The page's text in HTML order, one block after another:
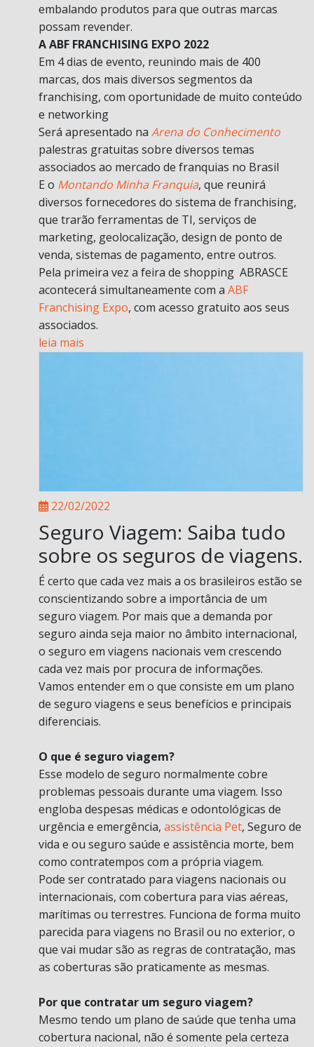
embalando produtos para que outras marcas
possam revender.
A ABF FRANCHISING EXPO 2022
Em 4 dias de evento, reunindo mais de 400
marcas, dos mais diversos segmentos da
franchising, com oportunidade de muito conteúdo
e networking
Será apresentado na Arena do Conhecimento
palestras gratuitas sobre diversos temas
associados ao mercado de franquias no Brasil
E o Montando Minha Franquia, que reunirá
diversos fornecedores do sistema de franchising,
que trarão ferramentas de TI, serviços de
marketing, geolocalização, design de ponto de
venda, sistemas de pagamento, entre outros.
Pela primeira vez a feira de shopping ABRASCE
acontecerá simultaneamente com a ABF
Franchising Expo, com acesso gratuito aos seus
associados.
leia mais
22/02/2022
Seguro Viagem: Saiba tudo
sobre os seguros de viagens.
É certo que cada vez mais a os brasileiros estão se
conscientizando sobre a importância de um
seguro viagem. Por mais que a demanda por
seguro ainda seja maior no âmbito internacional,
o seguro em viagens nacionais vem crescendo
cada vez mais por procura de informações.
Vamos entender em o que consiste em um plano
de seguro viagens e seus benefícios e principais
diferenciais.
O que é seguro viagem?
Esse modelo de seguro normalmente cobre
problemas pessoais durante uma viagem. Isso
engloba despesas médicas e odontológicas de
urgência e emergência, assistência Pet, Seguro de
vida e ou seguro saúde e assistência morte, bem
como contratempos com a própria viagem.
Pode ser contratado para viagens nacionais ou
internacionais, com cobertura para vias aéreas,
marítimas ou terrestres. Funciona de forma muito
parecida para viagens no Brasil ou no exterior, o
que vai mudar são as regras de contratação, mas
as coberturas são praticamente as mesmas.
Por que contratar um seguro viagem?
Mesmo tendo um plano de saúde que tenha uma
cobertura nacional, não é somente pela certeza